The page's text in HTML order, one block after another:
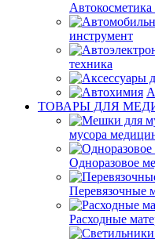
Автокосметика
инструмент
техника
ТОВАРЫ ДЛЯ
мусора
Одноразовое
Перевязочные
Расходные